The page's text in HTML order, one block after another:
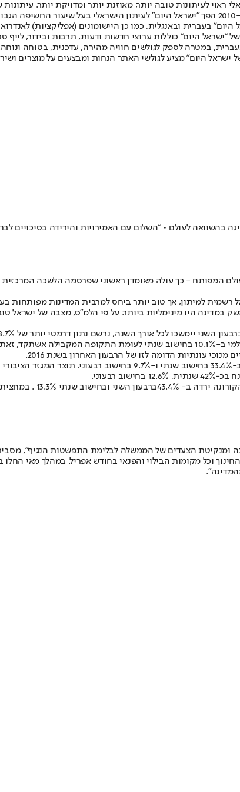
לעיתונות טובה יותר, מאוזנת יותר ומדויקת יותר.
תשלום. המהדורה המודפסת הראשונה פורסמה ב-30 ביולי 2007, וב-2010 הפך "ישראל היום"
"ישראל היום" כוללות ערוצי חדשות ודעות, תרבות ובידור, לייף
בעברית, במטרה לספק לגולשים חוויה מהירה, עדכנית, בטוחה
ישראל היום" מציע לגולשי האתר הנחות ומבצעים על מוצרים
בהשוואה לעולם • "השלום עם האמירויות והירידה בסיכויים
המפותח - כך עולה מאומדן ראשוני שפרסמה הלשכה
על אף שההגבלות על המשק במדינה היו מינימליות ביותר. על פי הלמ"ס,
עונתיות הדומה לזו של הרבעון האחרון בשנת 2016.
של שנת 2020 נגרמה ממשבר הקורונה ומנקיטת הצעדים של הממשלה לבלימת
החינוך וכל מקומות הבילוי והפנאי בחודש אפריל. במהלך מאי